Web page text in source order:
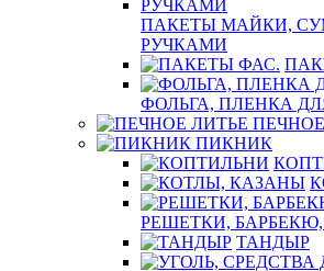
ПАКЕТЫ МАЙКИ,
РУЧКАМИ
ФОЛЬГА, ПЛЕНКА
ПИКНИК
РЕШЕТКИ,
ТАНДЫР